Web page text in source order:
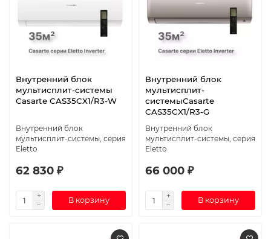
Внутренний блок
мультисплит-системы
Casarte CAS35CX1/R3-W
Внутренний блок
мультисплит-системы, серия
Eletto
62 830 ₽
В корзину
Внутренний блок
мультисплит-
системыCasarte
CAS35CX1/R3-G
Внутренний блок
мультисплит-системы, серия
Eletto
66 000 ₽
В корзину